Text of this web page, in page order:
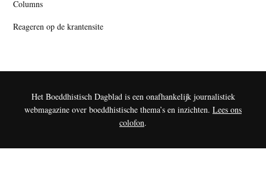
Columns
Reageren op de krantensite
Het Boeddhistisch Dagblad is een onafhankelijk journalistiek
webmagazine over boeddhistische thema’s en inzichten. Lees ons
colofon.